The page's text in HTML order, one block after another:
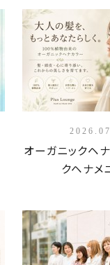
オーガニックヘ
クヘナメ